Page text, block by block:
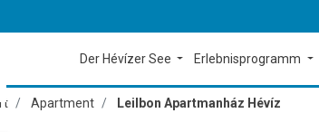
Der Hévízer See Erlebnisprogramm
Apartment Leilbon Apartmanház Hévíz